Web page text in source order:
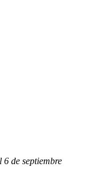
6 de septiembre